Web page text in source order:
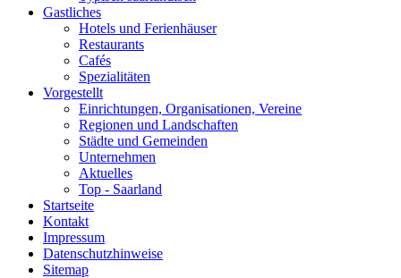
Gastliches
Hotels und Ferienhäuser
Restaurants
Cafés
Spezialitäten
Vorgestellt
Einrichtungen, Organisationen, Vereine
Regionen und Landschaften
Städte und Gemeinden
Unternehmen
Aktuelles
Top - Saarland
Startseite
Kontakt
Impressum
Datenschutzhinweise
Sitemap